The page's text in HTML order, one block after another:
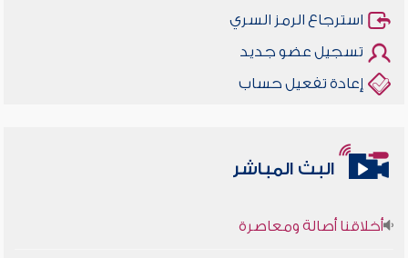
استرجاع الرمز السري
تسجيل عضو جديد
إعادة تفعيل حساب
البث المباشر